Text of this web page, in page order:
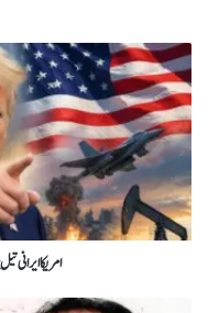
امریکاایرانی